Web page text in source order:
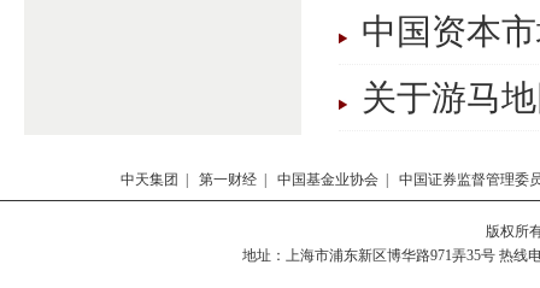
中国资本
关于游马
中天集团 第一财经 中国基金业协会 中国证券监督管理委
版权所
地址：上海市浦东新区博华路971弄35号 热线